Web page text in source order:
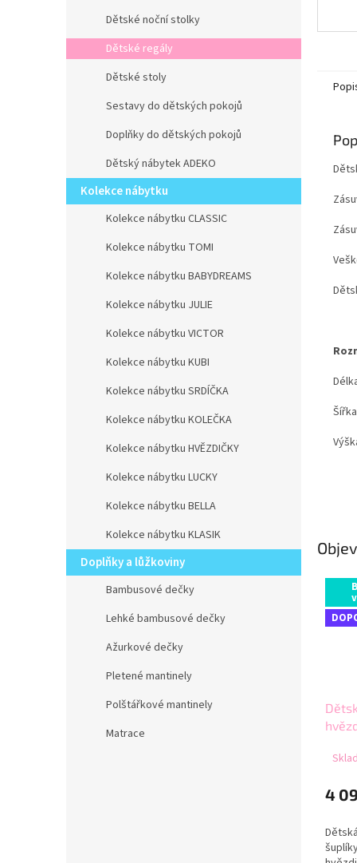
Dětské noční stolky
Dětské regály
Dětské stoly
Sestavy do dětských pokojů
Doplňky do dětských pokojů
Dětský nábytek ADEKO
Kolekce nábytku
Kolekce nábytku CLASSIC
Kolekce nábytku TOMI
Kolekce nábytku BABYDREAMS
Kolekce nábytku JULIE
Kolekce nábytku VICTOR
Kolekce nábytku KUBI
Kolekce nábytku SRDÍČKA
Kolekce nábytku KOLEČKA
Kolekce nábytku HVĚZDIČKY
Kolekce nábytku LUCKY
Kolekce nábytku BELLA
Kolekce nábytku KLASIK
Doplňky a lůžkoviny
Bambusové dečky
Lehké bambusové dečky
Ažurkové dečky
Pletené mantinely
Polštářkové mantinely
Matrace
4